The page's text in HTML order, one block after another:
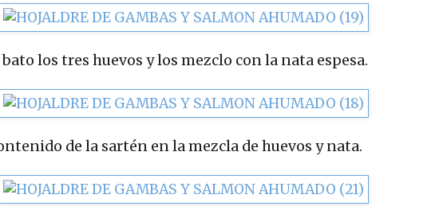
los tres huevos y los mezclo con la nata espesa.
de la sartén en la mezcla de huevos y nata.